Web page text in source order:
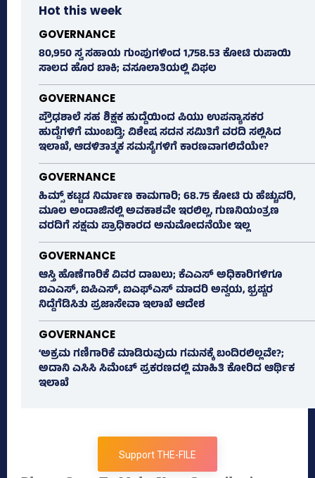
Hot this week
GOVERNANCE
80,950 ಸ್ವ ಸಹಾಯ ಗುಂಪುಗಳಿಂದ 1,758.53 ಕೋಟಿ ರುಪಾಯಿ
ಸಾಲದ ಹೊರ ಬಾಕಿ; ವಸೂಲಾತಿಯಲ್ಲಿ ವಿಫಲ
GOVERNANCE
ಪ್ರೌಢಶಾಲೆ ಸಹ ಶಿಕ್ಷಕ ಹುದ್ದೆಯಿಂದ ಪಿಯು ಉಪನ್ಯಾಸಕರ
ಹುದ್ದೆಗಳಿಗೆ ಮುಂಬಡ್ತಿ; ವಿಶೇಷ ಸದನ ಸಮಿತಿಗೆ ವರದಿ ಸಲ್ಲಿಸಿದ
ಇಲಾಖೆ, ಆಡಳಿತಾತ್ಮಕ ಸಮಸ್ಯೆಗಳಿಗೆ ಕಾರಣವಾಗಲಿದೆಯೇ?
GOVERNANCE
ಹಿಮ್ಸ್‌ ಕಟ್ಟಡ ನಿರ್ಮಾಣ ಕಾಮಗಾರಿ; 68.75 ಕೋಟಿ ರು ಹೆಚ್ಚುವರಿ,
ಮೂಲ ಅಂದಾಜಿನಲ್ಲಿ ಅವಕಾಶವೇ ಇರಲಿಲ್ಲ, ಗುಣನಿಯಂತ್ರಣ
ವರದಿಗೆ ಸಕ್ಷಮ ಪ್ರಾಧಿಕಾರದ ಅನುಮೋದನೆಯೇ ಇಲ್ಲ
GOVERNANCE
ಆಸ್ತಿ ಹೊಣೆಗಾರಿಕೆ ವಿವರ ದಾಖಲು; ಕೆಎಎಸ್ ಅಧಿಕಾರಿಗಳಿಗೂ
ಐಎಎಸ್‌, ಐಪಿಎಸ್‌, ಐಎಫ್‌ಎಸ್‌ ಮಾದರಿ ಅನ್ವಯ, ಭ್ರಷ್ಟರ
ನಿದ್ದೆಗೆಡಿಸಿತು ಪ್ರಜಾಸೇವಾ ಇಲಾಖೆ ಆದೇಶ
GOVERNANCE
‘ಅಕ್ರಮ ಗಣಿಗಾರಿಕೆ ಮಾಡಿರುವುದು ಗಮನಕ್ಕೆ ಬಂದಿರಲಿಲ್ಲವೇ?;
ಅದಾನಿ ಎಸಿಸಿ ಸಿಮೆಂಟ್ ಪ್ರಕರಣದಲ್ಲಿ ಮಾಹಿತಿ ಕೋರಿದ ಆರ್ಥಿಕ
ಇಲಾಖೆ
Support THE-FILE